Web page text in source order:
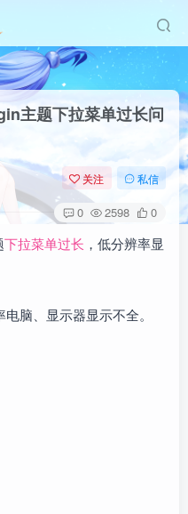
主题下拉菜单过长问
关注 私信
0 2598 0
下拉菜单过长 ，低分辨率显
电脑、显示器显示不全。